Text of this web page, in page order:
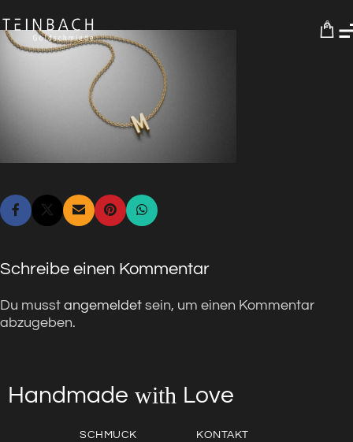
0
Schreibe einen Kommentar
Du musst angemeldet sein, um einen Kommentar
abzugeben.
Handmade with Love
SCHMUCK KONTAKT